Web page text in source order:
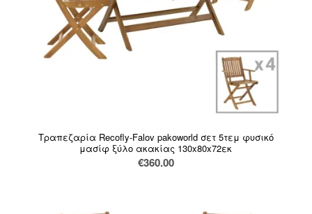
Τραπεζαρία Recofly-Falov pakoworld σετ 5τεμ φυσικό
μασίφ ξύλο ακακίας 130x80x72εκ
€360.00